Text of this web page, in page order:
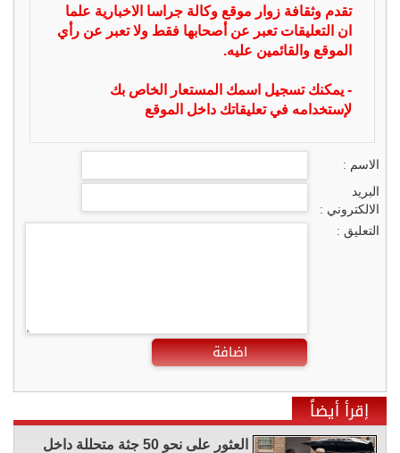
تقدم وثقافة زوار موقع وكالة جراسا الاخبارية علما
ان التعليقات تعبر عن أصحابها فقط ولا تعبر عن رأي
الموقع والقائمين عليه.
- يمكنك تسجيل اسمك المستعار الخاص بك
لإستخدامه في تعليقاتك داخل الموقع
الاسم :
البريد
الالكتروني :
التعليق :
اضافة
إقرأ أيضاً
العثور على نحو 50 جثة متحللة داخل